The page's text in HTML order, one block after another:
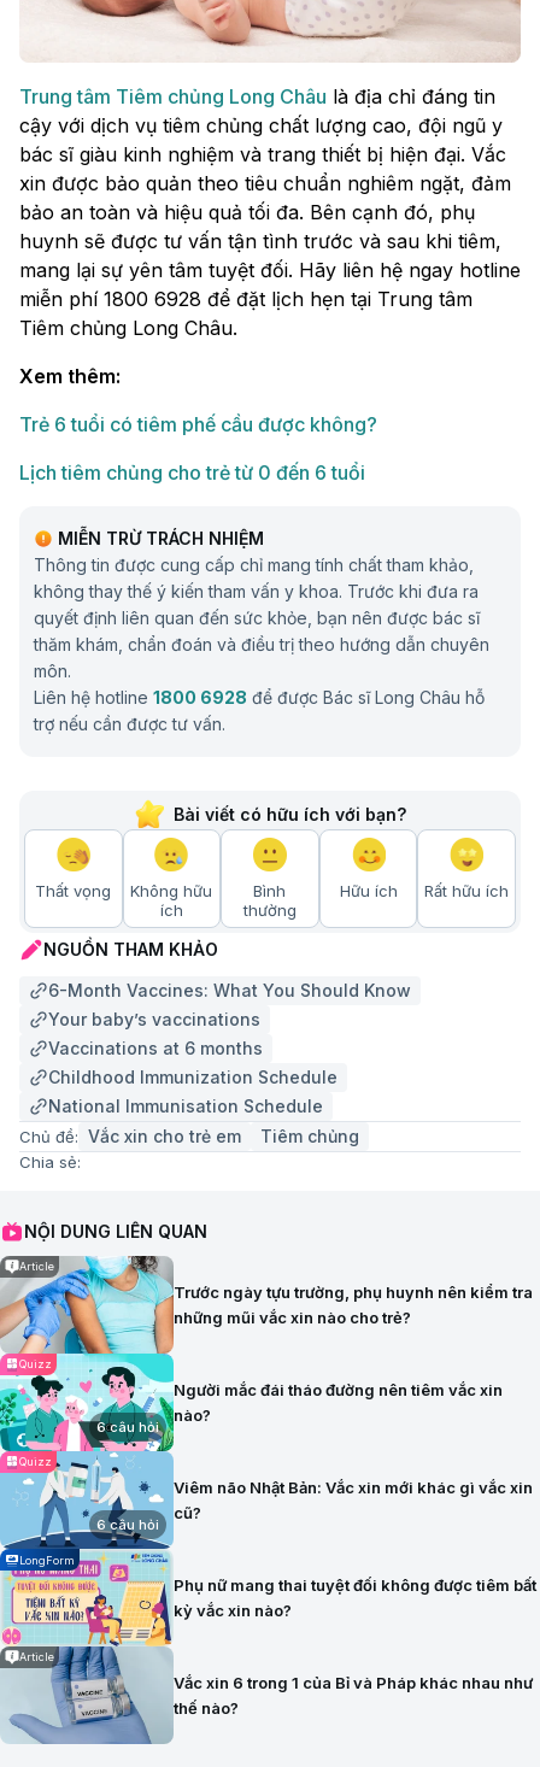
Trung tâm Tiêm chủng Long Châu là địa chỉ đáng tin
cậy với dịch vụ tiêm chủng chất lượng cao, đội ngũ y
bác sĩ giàu kinh nghiệm và trang thiết bị hiện đại. Vắc
xin được bảo quản theo tiêu chuẩn nghiêm ngặt, đảm
bảo an toàn và hiệu quả tối đa. Bên cạnh đó, phụ
huynh sẽ được tư vấn tận tình trước và sau khi tiêm,
mang lại sự yên tâm tuyệt đối. Hãy liên hệ ngay hotline
miễn phí 1800 6928 để đặt lịch hẹn tại Trung tâm
Tiêm chủng Long Châu.
Xem thêm:
Trẻ 6 tuổi có tiêm phế cầu được không?
Lịch tiêm chủng cho trẻ từ 0 đến 6 tuổi
MIỄN TRỪ TRÁCH NHIỆM
Thông tin được cung cấp chỉ mang tính chất tham khảo,
không thay thế ý kiến tham vấn y khoa. Trước khi đưa ra
quyết định liên quan đến sức khỏe, bạn nên được bác sĩ
thăm khám, chẩn đoán và điều trị theo hướng dẫn chuyên
môn.
Liên hệ hotline 1800 6928 để được Bác sĩ Long Châu hỗ
trợ nếu cần được tư vấn.
Bài viết có hữu ích với bạn?
Thất vọng
Không hữu
ích
Bình
thường
Hữu ích Rất hữu ích
NGUỒN THAM KHẢO
6-Month Vaccines: What You Should Know
Your baby’s vaccinations
Vaccinations at 6 months
Childhood Immunization Schedule
National Immunisation Schedule
Chủ đề: Vắc xin cho trẻ em Tiêm chủng
Chia sẻ:
NỘI DUNG LIÊN QUAN
Article
Trước ngày tựu trường, phụ huynh nên kiểm tra
những mũi vắc xin nào cho trẻ?
Quizz
6 câu hỏi
Người mắc đái tháo đường nên tiêm vắc xin
nào?
Quizz
6 câu hỏi
Viêm não Nhật Bản: Vắc xin mới khác gì vắc xin
cũ?
LongForm
Phụ nữ mang thai tuyệt đối không được tiêm bất
kỳ vắc xin nào?
Article
Vắc xin 6 trong 1 của Bỉ và Pháp khác nhau như
thế nào?